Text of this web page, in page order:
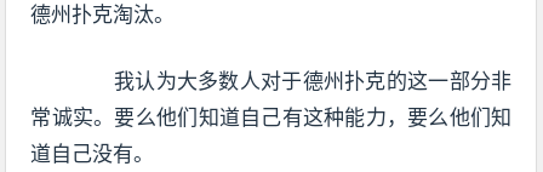
德州扑克淘汰。
我认为大多数人对于德州扑克的这一部分非
常诚实。要么他们知道自己有这种能力，要么他们知
道自己没有。